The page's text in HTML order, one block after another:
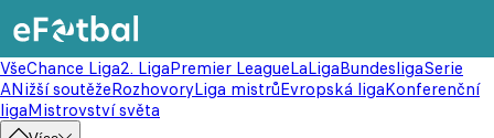
VšeChance Liga2. LigaPremier LeagueLaLigaBundesligaSerie
ANižší soutěžeRozhovoryLiga mistrůEvropská ligaKonferenční
ligaMistrovství světa